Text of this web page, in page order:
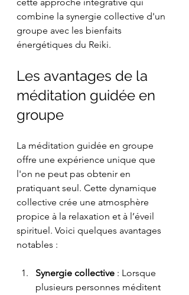
combine la synergie collective d'un
groupe avec les bienfaits
énergétiques du Reiki.
Les avantages de la
méditation guidée en
groupe
La méditation guidée en groupe
offre une expérience unique que
l'on ne peut pas obtenir en
pratiquant seul. Cette dynamique
collective crée une atmosphère
propice à la relaxation et à l’éveil
spirituel. Voici quelques avantages
notables :
Synergie collective : Lorsque
plusieurs personnes méditent